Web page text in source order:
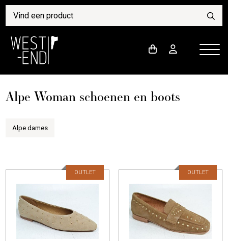
Alpe Woman schoenen en boots
Alpe dames
OUTLET OUTLET